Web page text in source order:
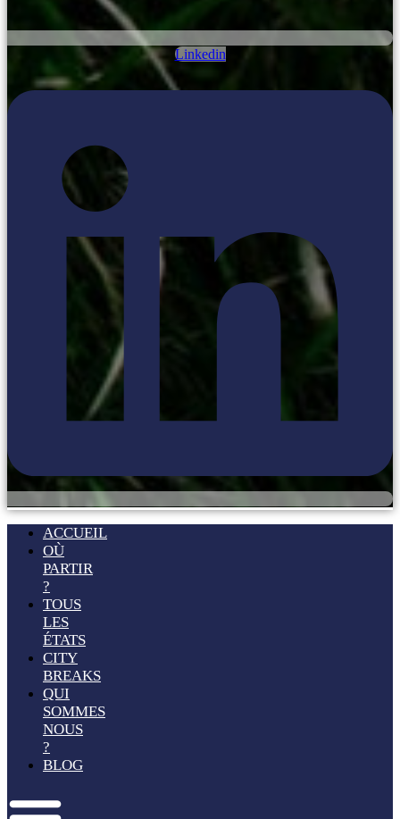
Linkedin
ACCUEIL
OÙ
PARTIR
?
TOUS
LES
ÉTATS
CITY
BREAKS
QUI
SOMMES
NOUS
?
BLOG